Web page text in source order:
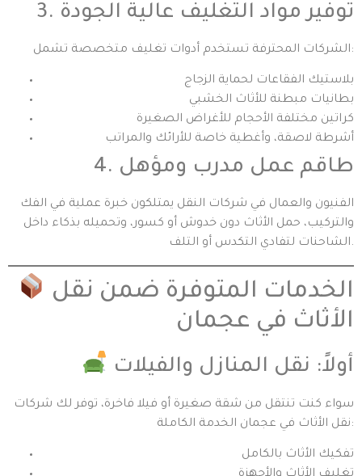
3. توفير مواد التغليف عالية الجودة
الشركات المحترفة تستخدم أدوات تغليف متخصصة تشمل:
بلاستيك الفقاعات لحماية الزجاج
بطانيات مبطنة للأثاث الخشبي
كراتين مختلفة الأحجام للأغراض الصغيرة
أشرطة لاصقة، وأغطية خاصة للأرائك والمراتب
4. طاقم عمل مدرب ومؤهل
الفنيون والعمال في شركات النقل يمتلكون خبرة عملية في الفك
والتركيب، حمل الأثاث دون خدوش أو كسور، وتحميله بذكاء داخل
الشاحنات لتفادي التكدس أو التلف.
الأثاث في عجمان
أولاً: نقل المنازل والفيلات
سواء كنت تنتقل من شقة صغيرة أو فيلا فاخرة، توفر لك شركات
نقل الأثاث في عجمان الخدمة الكاملة:
تفكيك الأثاث بالكامل